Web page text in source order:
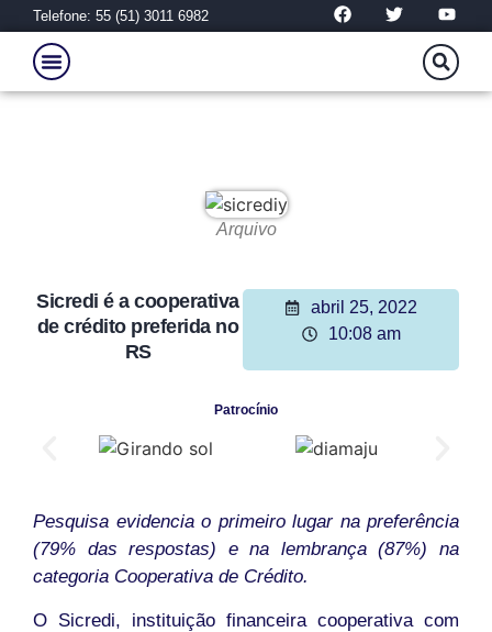
Telefone: 55 (51) 3011 6982
Arquivo
Sicredi é a cooperativa
de crédito preferida no
RS
abril 25, 2022
10:08 am
Patrocínio
Pesquisa evidencia o primeiro lugar na preferência
(79% das respostas) e na lembrança (87%) na
categoria Cooperativa de Crédito.
O Sicredi, instituição financeira cooperativa com